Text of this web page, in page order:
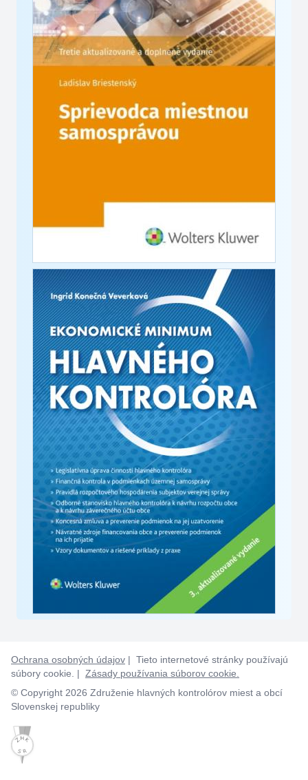
Ochrana osobných údajov | Tieto internetové stránky používajú
súbory cookie. | Zásady používania súborov cookie.
© Copyright 2026 Združenie hlavných kontrolórov miest a obcí
Slovenskej republiky